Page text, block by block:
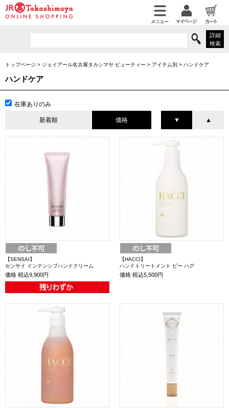
詳細
検索
トップページ > ジェイアール名古屋タカシマヤ ビューティー > アイテム別 > ハンドケア
ハンドケア
在庫ありのみ
新着順 価格 ▼ ▲
【SENSAI】
センサイ インテンシブハンドクリーム
価格 税込9,900円
【HACCI】
ハンドトリートメント ビー ハグ
価格 税込5,500円